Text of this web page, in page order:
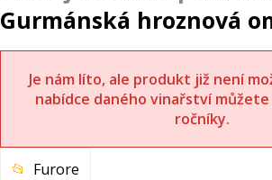
Gurmánská hroznová
Je nám líto, ale produkt již není
nabídce daného vinařství
ročníky.
Furore